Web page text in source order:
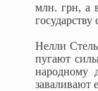
млн. грн, а
Нелли
пугают
народному
заваливают